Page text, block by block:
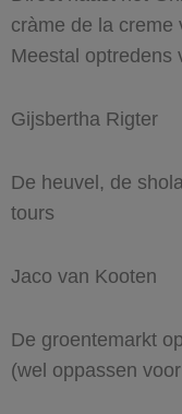
cràme de la creme
Meestal optredens
Gijsbertha Rigter
De heuvel, de
tours
Jaco van Kooten
De groentemarkt
(wel oppassen